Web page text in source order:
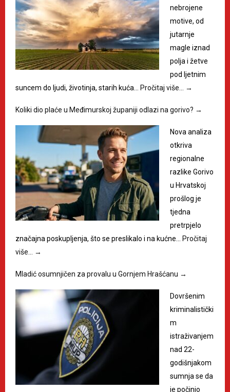
nebrojene
motive, od
jutarnje
magle iznad
polja i žetve
pod ljetnim
suncem do ljudi, životinja, starih kuća…
Pročitaj više… →
Koliki dio plaće u Međimurskoj županiji odlazi na gorivo? →
Nova analiza
otkriva
regionalne
razlike Gorivo
u Hrvatskoj
prošlog je
tjedna
pretrpjelo
značajna poskupljenja, što se preslikalo i na kućne…
Pročitaj
više…
→
Mladić osumnjičen za provalu u Gornjem Hrašćanu →
Dovršenim
kriminalistički
m
istraživanjem
nad 22-
godišnjakom
sumnja se da
je počinio